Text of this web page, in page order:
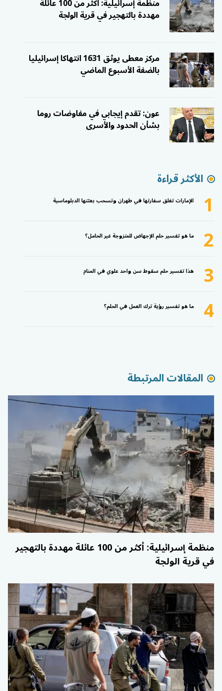
منظمة إسرائيلية: أكثر من 100 عائلة
مهددة بالتهجير في قرية الولجة
مركز معطى يوثق 1631 انتهاكا إسرائيليا
بالضفة الأسبوع الماضي
عون: تقدم إيجابي في مفاوضات روما
بشأن الحدود والأسرى
الأكثر قراءة
1 الإمارات تغلق سفارتها في طهران وتسحب بعثتها الدبلوماسية
2 ما هو تفسير حلم الإجهاض للمتزوجة غير الحامل؟
3 هذا تفسير حلم سقوط سن واحد علوي في المنام
4 ما هو تفسير رؤية ترك العمل في الحلم؟
المقالات المرتبطة
منظمة إسرائيلية: أكثر من 100 عائلة مهددة بالتهجير
في قرية الولجة